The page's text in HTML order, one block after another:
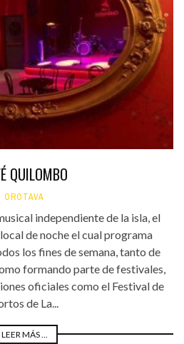
QUILOMBO
OROTAVA
independiente de la isla, el
de noche el cual programa
los fines de semana, tanto de
formando parte de festivales,
oficiales como el Festival de
de La...
LEER MÁS ...